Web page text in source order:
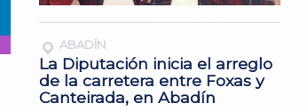
ABADÍN
La Diputación inicia el arreglo
de la carretera entre Foxas y
Canteirada, en Abadín